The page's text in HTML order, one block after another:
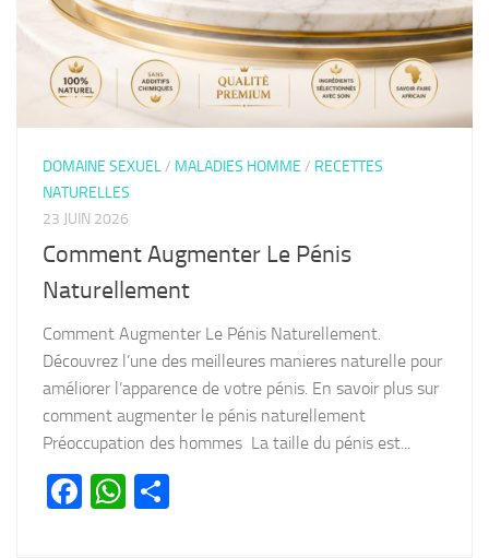
DOMAINE SEXUEL/ MALADIES HOMME / RECETTES
NATURELLES
23 JUIN 2026
Comment Augmenter Le Pénis
Naturellement
Comment Augmenter Le Pénis Naturellement.
Découvrez l’une des meilleures manieres naturelle pour
améliorer l’apparence de votre pénis. En savoir plus sur
comment augmenter le pénis naturellement
Préoccupation des hommes La taille du pénis est...
Facebook
WhatsApp